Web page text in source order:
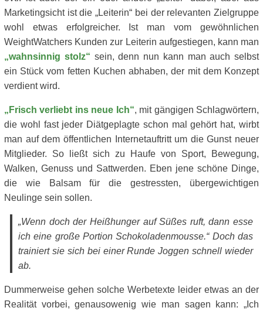
Marketingsicht ist die „Leiterin“ bei der relevanten Zielgruppe
wohl etwas erfolgreicher. Ist man vom gewöhnlichen
WeightWatchers Kunden zur Leiterin aufgestiegen, kann man
„wahnsinnig stolz“ sein, denn nun kann man auch selbst
ein Stück vom fetten Kuchen abhaben, der mit dem Konzept
verdient wird.
„ Frisch verliebt ins neue Ich“, mit gängigen Schlagwörtern,
die wohl fast jeder Diätgeplagte schon mal gehört hat, wirbt
man auf dem öffentlichen Internetauftritt um die Gunst neuer
Mitglieder. So ließt sich zu Haufe von Sport, Bewegung,
Walken, Genuss und Sattwerden. Eben jene schöne Dinge,
die wie Balsam für die gestressten, übergewichtigen
Neulinge sein sollen.
„Wenn doch der Heißhunger auf Süßes ruft, dann esse
ich eine große Portion Schokoladenmousse.“ Doch das
trainiert sie sich bei einer Runde Joggen schnell wieder
ab.
Dummerweise gehen solche Werbetexte leider etwas an der
Realität vorbei, genausowenig wie man sagen kann: „Ich